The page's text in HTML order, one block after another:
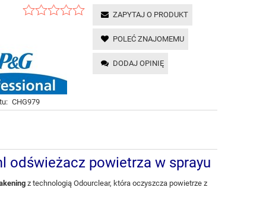
CHG979
ZAPYTAJ O PRODUKT
POLEĆ ZNAJOMEMU
DODAJ OPINIĘ
odświeżacz powietrza w sprayu
z technologią Odourclear, która oczyszcza powietrze z